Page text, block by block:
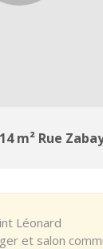
m² Rue
Léonard
et salon